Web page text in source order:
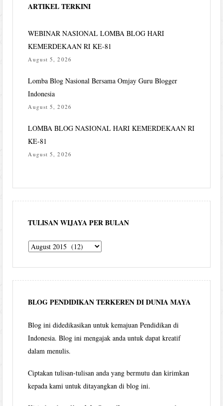
ARTIKEL TERKINI
WEBINAR NASIONAL LOMBA BLOG HARI
KEMERDEKAAN RI KE-81
August 5, 2026
Lomba Blog Nasional Bersama Omjay Guru Blogger
Indonesia
August 5, 2026
LOMBA BLOG NASIONAL HARI KEMERDEKAAN RI
KE-81
August 5, 2026
TULISAN WIJAYA PER BULAN
Tulisan
per
bulan
BLOG PENDIDIKAN TERKEREN DI DUNIA MAYA
Blog ini didedikasikan untuk kemajuan Pendidikan di
Indonesia. Blog ini mengajak anda untuk dapat kreatif
dalam menulis.
Ciptakan tulisan-tulisan anda yang bermutu dan kirimkan
kepada kami untuk ditayangkan di blog ini.